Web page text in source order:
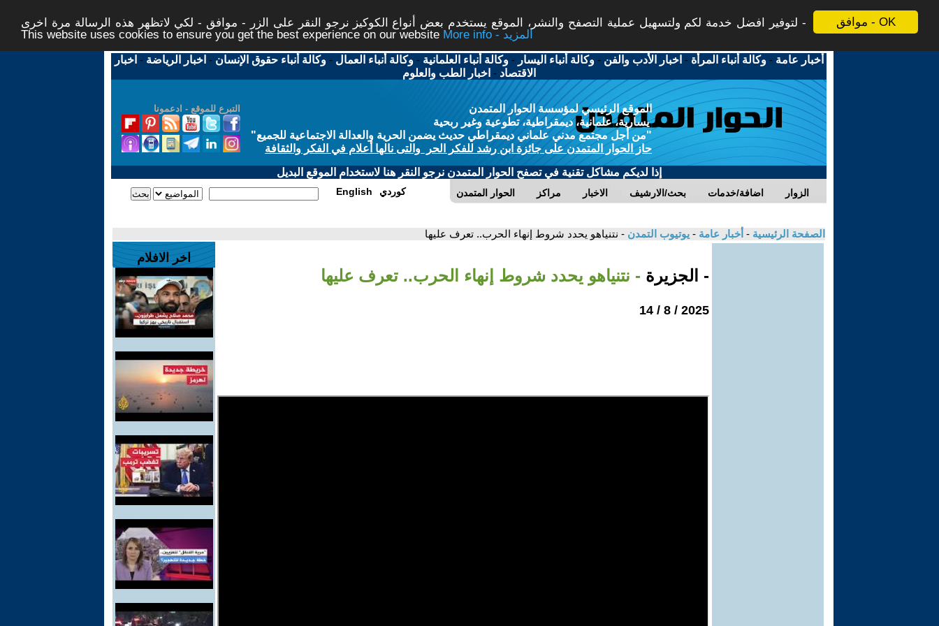
موافق - OK
لتوفير افضل خدمة لكم ولتسهيل عملية التصفح والنشر، الموقع يستخدم بعض أنواع الكوكيز نرجو النقر على الزر - موافق - لكي لاتظهر هذه الرسالة مرة اخرى -
This website uses cookies to ensure you get the best experience on our website
More info - المزيد
أخبار عامة -وكالة أنباء المرأة - اخبار الأدب والفن -وكالة أنباء اليسار -وكالة أنباء العلمانية -وكالة أنباء العمال -وكالة أنباء حقوق الإنسان - اخبار الرياضة - اخبار
الاقتصاد - اخبار الطب والعلوم
التبرع للموقع - ادعمونا
الموقع الرئيسي لمؤسسة الحوار المتمدن
يسارية، علمانية، ديمقراطية، تطوعية وغير ربحية
"من أجل مجتمع مدني علماني ديمقراطي حديث يضمن الحرية والعدالة الاجتماعية للجميع"
حاز الحوار المتمدن على جائزة ابن رشد للفكر الحر والتى نالها أعلام في الفكر والثقافة
إذا لديكم مشاكل تقنية في تصفح الحوار المتمدن نرجو النقر هنا لاستخدام الموقع البديل
الحوار المتمدن مراكز الاخبار بحث/الارشيف اضافة/خدمات الزوار English كوردي
الصفحة الرئيسية - أخبار عامة - يوتيوب التمدن - نتنياهو يحدد شروط إنهاء الحرب.. تعرف عليها
- الجزيرة - نتنياهو يحدد شروط إنهاء الحرب.. تعرف عليها
2025 / 8 / 14
اخر الافلام